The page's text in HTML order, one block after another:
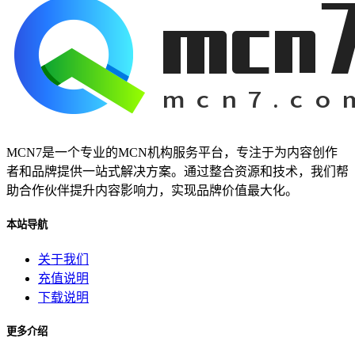
还为我们的学习和工作提供了前所未有的便利。本文将带您深
入探索视频网页的魅力
视频网页已经成为我们日常生活中不可或缺的一部分。它不仅
改变了我们的娱乐方式
数字内容part1:在当今的数字化时代
网络娱乐
游戏物品
游戏高级资源
代挂玩家
游戏代挂服务
让您的游戏生活更加轻松愉快。QQ代挂
本文将为您详细介绍QQ等级代挂的好处和选择优质代挂服务
的方法
神秘美丽
MCN7是一个专业的MCN机构服务平台，专注于为内容创作
者和品牌提供一站式解决方案。通过整合资源和技术，我们帮
助合作伙伴提升内容影响力，实现品牌价值最大化。
本站导航
关于我们
充值说明
下载说明
更多介绍